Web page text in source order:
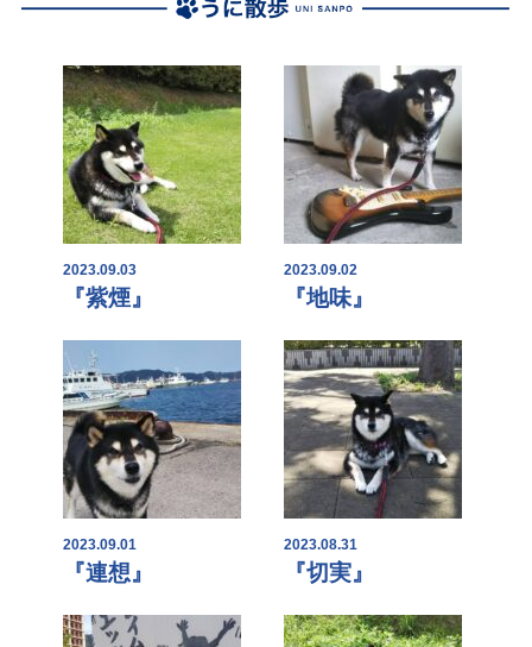
2023.09.03
『紫煙』
2023.09.02
『地味』
2023.09.01
『連想』
2023.08.31
『切実』